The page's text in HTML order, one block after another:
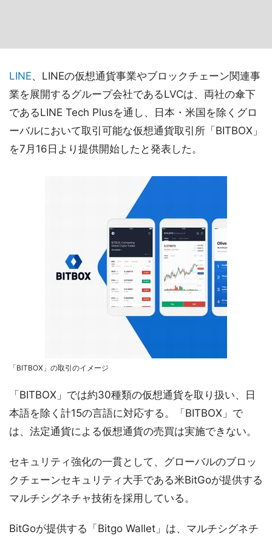
LINE、LINEの仮想通貨事業やブロックチェーン関連事
業を展開するグループ会社であるLVCは、両社の傘下
であるLINE Tech Plusを通し、日本・米国を除くグロ
ーバルにおいて取引可能な仮想通貨取引所「BITBOX」
を7月16日より提供開始したと発表した。
「BITBOX」の取引のイメージ
「BITBOX」では約30種類の仮想通貨を取り扱い、日
本語を除く計15の言語に対応する。「BITBOX」で
は、法定通貨による仮想通貨の売買は実施できない。
セキュリティ強化の一貫として、グローバルのブロッ
クチェーンセキュリティ大手である米BitGoが提供する
マルチシグネチャ技術を採用している。
BitGoが提供する「Bitgo Wallet」は、マルチシグネチ